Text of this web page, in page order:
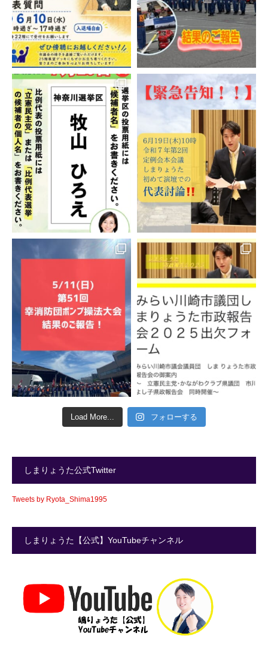
Load More... フォローする
しまりょうた公式Twitter
Tweets by Ryota_Shima1995
しまりょうた【公式】YouTubeチャンネル